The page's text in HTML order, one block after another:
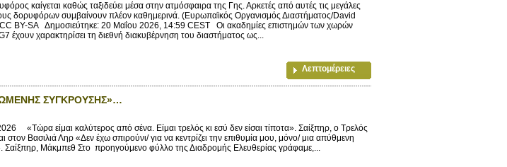
καίγεται καθώς ταξιδεύει μέσα στην ατμόσφαιρα της Γης. Αρκετές από αυτές τις μεγάλες
δορυφόρων συμβαίνουν πλέον καθημερινά. (Ευρωπαϊκός Οργανισμός Διαστήματος/David
BY-SA Δημοσιεύτηκε: 20 Μαΐου 2026, 14:59 CEST Οι ακαδημίες επιστημών των χωρών
έχουν χαρακτηρίσει τη διεθνή διακυβέρνηση του διαστήματος ως...
Λεπτομέρειες
ΣΥΓΚΡΟΥΣΗΣ»…
«Τώρα είμαι καλύτερος από σένα. Είμαι τρελός κι εσύ δεν είσαι τίποτα». Σαίξπηρ, ο Τρελός
στον Βασιλιά Ληρ «Δεν έχω σπιρούνι/ για να κεντρίζει την επιθυμία μου, μόνο/ μια απύθμενη
Σαίξπηρ, Μάκμπεθ Στο προηγούμενο φύλλο της Διαδρομής Ελευθερίας γράφαμε,...